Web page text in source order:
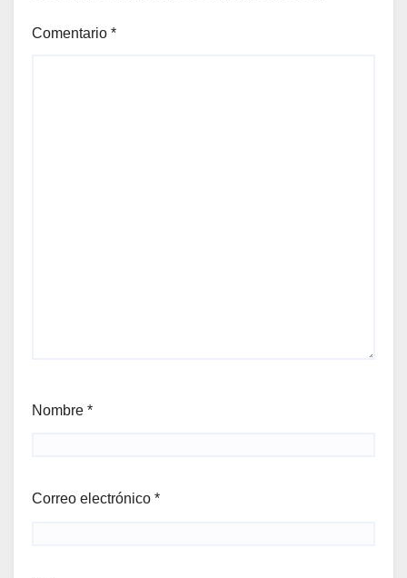
Comentario *
Nombre *
Correo electrónico *